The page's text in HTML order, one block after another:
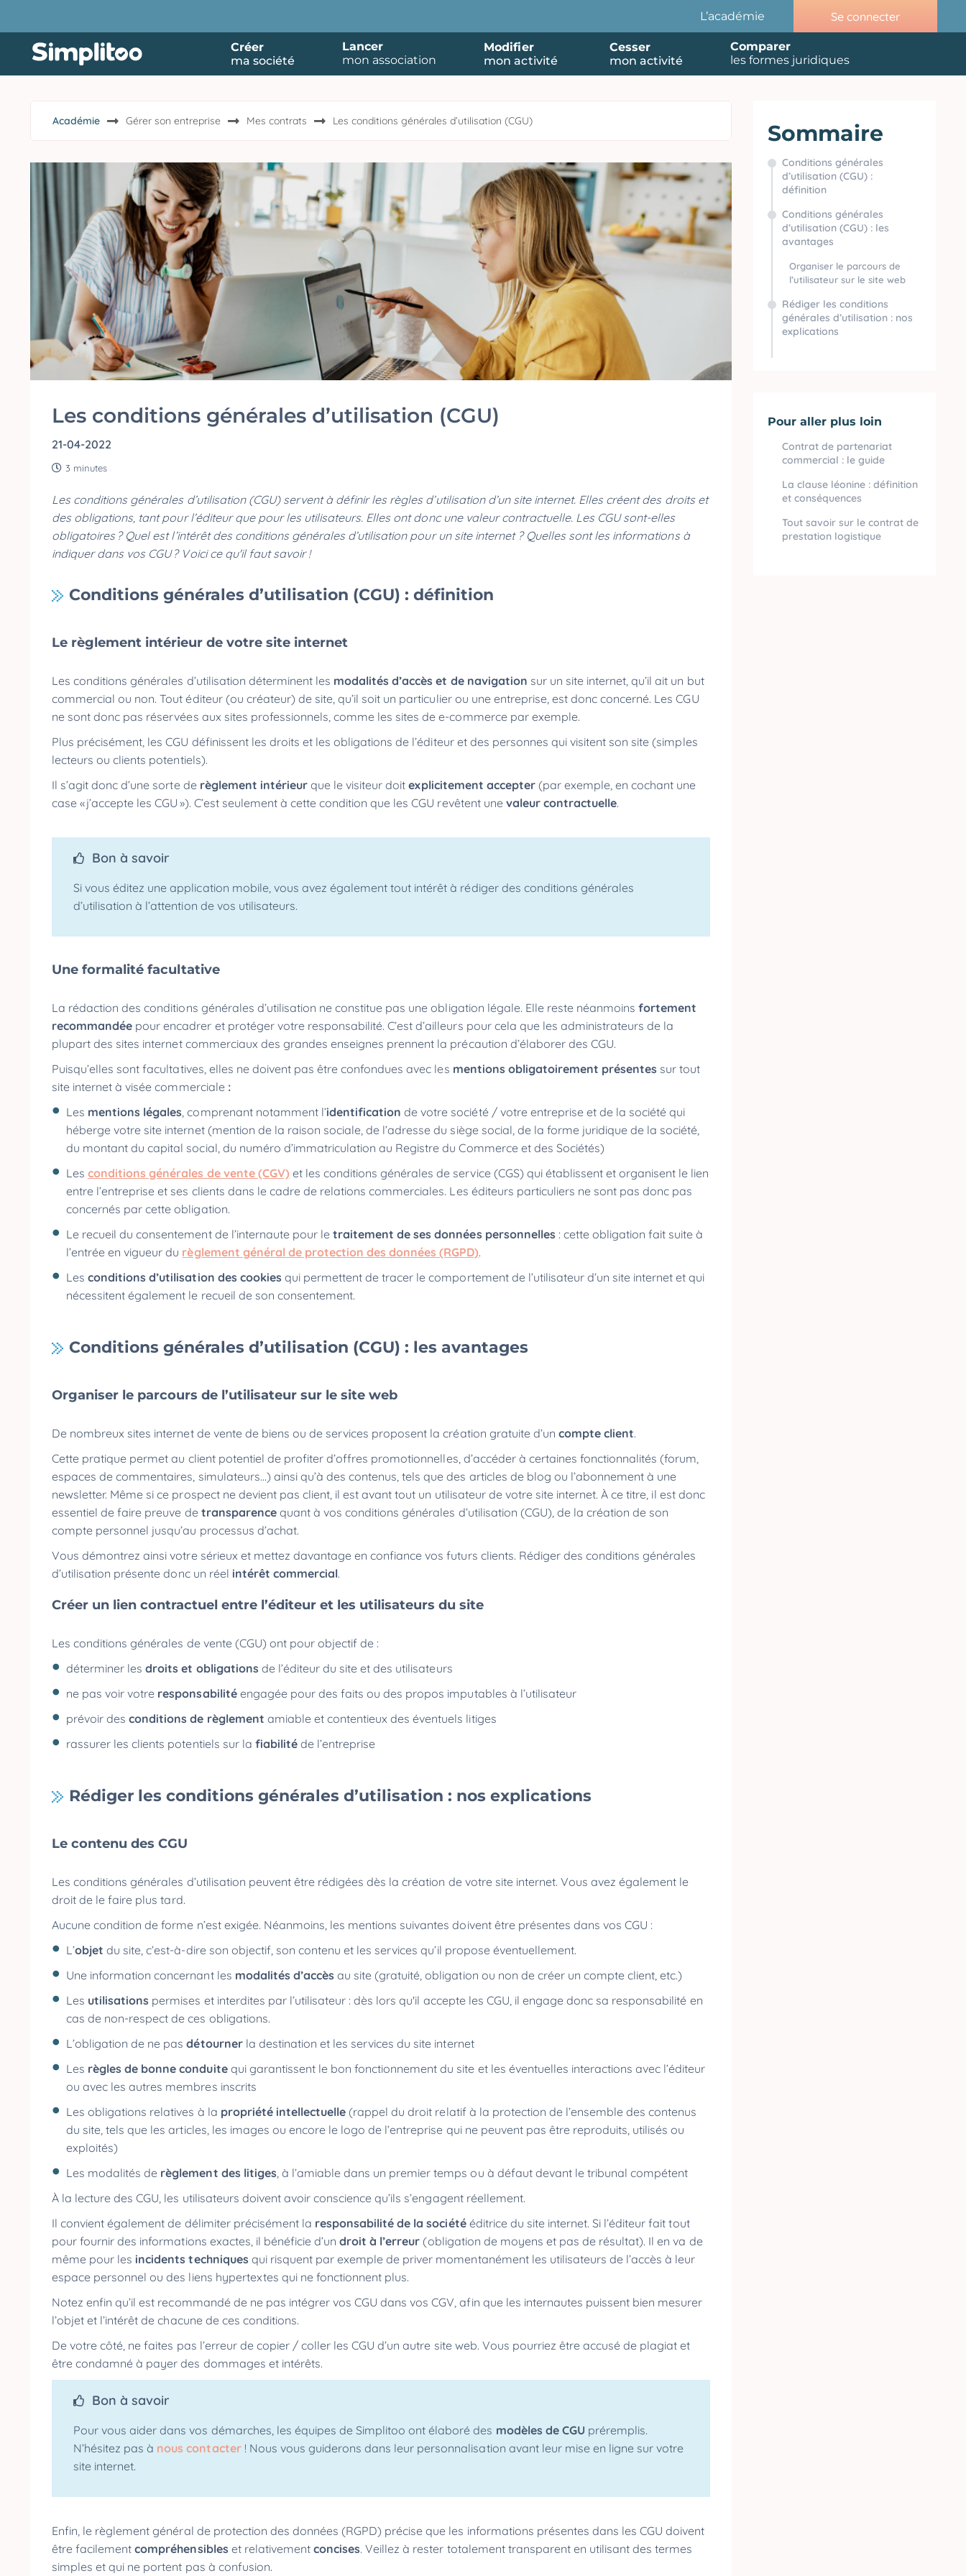
L’académie Se connecter
Créer
ma société
Lancer
mon association
Modifier
mon activité
Cesser
mon activité
Comparer
les formes juridiques
Académie Gérer son entreprise Mes contrats Les conditions générales d’utilisation (CGU)
Les conditions générales d’utilisation (CGU)
21-04-2022
3 minutes
Les conditions générales d’utilisation (CGU) servent à définir les règles d’utilisation d’un site internet. Elles créent des droits et
des obligations, tant pour l’éditeur que pour les utilisateurs. Elles ont donc une valeur contractuelle. Les CGU sont-elles
obligatoires ? Quel est l’intérêt des conditions générales d’utilisation pour un site internet ? Quelles sont les informations à
indiquer dans vos CGU ? Voici ce qu'il faut savoir !
Conditions générales d’utilisation (CGU) : définition
Le règlement intérieur de votre site internet
Les conditions générales d’utilisation déterminent les modalités d’accès et de navigation sur un site internet, qu’il ait un but
commercial ou non. Tout éditeur (ou créateur) de site, qu’il soit un particulier ou une entreprise, est donc concerné. Les CGU
ne sont donc pas réservées aux sites professionnels, comme les sites de e-commerce par exemple.
Plus précisément, les CGU définissent les droits et les obligations de l’éditeur et des personnes qui visitent son site (simples
lecteurs ou clients potentiels).
Il s’agit donc d’une sorte de règlement intérieurque le visiteur doitexplicitement accepter (par exemple, en cochant une
case « j’accepte les CGU »). C’est seulement à cette condition que les CGU revêtent une valeur contractuelle.
Bon à savoir
Si vous éditez une application mobile, vous avez également tout intérêt à rédiger des conditions générales
d’utilisation à l’attention de vos utilisateurs.
Une formalité facultative
La rédaction des conditions générales d’utilisation ne constitue pas une obligation légale. Elle reste néanmoinsfortement
recommandée pour encadrer et protéger votre responsabilité. C’est d’ailleurs pour cela que les administrateurs de la
plupart des sites internet commerciaux des grandes enseignes prennent la précaution d’élaborer des CGU.
Puisqu’elles sont facultatives, elles ne doivent pas être confondues avec les mentions obligatoirement présentessur tout
site internet à visée commerciale :
Les mentions légales, comprenant notamment l’identification de votre société / votre entreprise et de la société qui
héberge votre site internet (mention de la raison sociale, de l’adresse du siège social, de la forme juridique de la société,
du montant du capital social, du numéro d’immatriculation au Registre du Commerce et des Sociétés)
Lesconditions générales de vente (CGV)et les conditions générales de service (CGS) qui établissent et organisent le lien
entre l’entreprise et ses clients dans le cadre de relations commerciales. Les éditeurs particuliers ne sont pas donc pas
concernés par cette obligation.
Le recueil du consentement de l’internaute pour letraitement de ses données personnelles : cette obligation fait suite à
l’entrée en vigueur du règlement général de protection des données (RGPD).
Lesconditions d’utilisation des cookies qui permettent de tracer le comportement de l’utilisateur d’un site internet et qui
nécessitent également le recueil de son consentement.
Conditions générales d’utilisation (CGU) : les avantages
Organiser le parcours de l’utilisateur sur le site web
De nombreux sites internet de vente de biens ou de services proposent la création gratuite d’un compte client.
Cette pratique permet au client potentiel de profiter d’offres promotionnelles, d’accéder à certaines fonctionnalités (forum,
espaces de commentaires, simulateurs…) ainsi qu’à des contenus, tels que des articles de blog ou l’abonnement à une
newsletter. Même si ce prospect ne devient pas client, il est avant tout un utilisateur de votre site internet. À ce titre, il est donc
essentiel de faire preuve de transparence quant à vos conditions générales d’utilisation (CGU), de la création de son
compte personnel jusqu’au processus d’achat.
Vous démontrez ainsi votre sérieux et mettez davantage en confiance vos futurs clients. Rédiger des conditions générales
d’utilisation présente donc un réel intérêt commercial.
Créer un lien contractuel entre l’éditeur et les utilisateurs du site
Les conditions générales de vente (CGU) ont pour objectif de :
déterminer lesdroits et obligations de l’éditeur du site et des utilisateurs
ne pas voir votre responsabilité engagée pour des faits ou des propos imputables à l’utilisateur
prévoir desconditions de règlement amiable et contentieux des éventuels litiges
rassurer les clients potentiels sur la fiabilité de l’entreprise
Rédiger les conditions générales d’utilisation : nos explications
Le contenu des CGU
Les conditions générales d’utilisation peuvent être rédigées dès la création de votre site internet. Vous avez également le
droit de le faire plus tard.
Aucune condition de forme n’est exigée. Néanmoins, les mentions suivantes doivent être présentes dans vos CGU :
L’objet du site, c’est-à-dire son objectif, son contenu et les services qu’il propose éventuellement.
Une information concernant les modalités d’accès au site (gratuité, obligation ou non de créer un compte client, etc.)
Les utilisations permises et interdites par l’utilisateur : dès lors qu'il accepte les CGU, il engage donc sa responsabilité en
cas de non-respect de ces obligations.
L’obligation de ne pasdétourner la destination et les services du site internet
Les règles de bonne conduitequi garantissent le bon fonctionnement du site et les éventuelles interactions avec l’éditeur
ou avec les autres membres inscrits
Les obligations relatives à la propriété intellectuelle (rappel du droit relatif à la protection de l’ensemble des contenus
du site, tels que les articles, les images ou encore le logo de l’entreprise qui ne peuvent pas être reproduits, utilisés ou
exploités)
Les modalités de règlement des litiges, à l’amiable dans un premier temps ou à défaut devant le tribunal compétent
À la lecture des CGU, les utilisateurs doivent avoir conscience qu’ils s’engagent réellement.
Il convient également de délimiter précisément la responsabilité de la société éditrice du site internet. Si l’éditeur fait tout
pour fournir des informations exactes, il bénéficie d’undroit à l’erreur (obligation de moyens et pas de résultat). Il en va de
même pour les incidents techniques qui risquent par exemple de priver momentanément les utilisateurs de l’accès à leur
espace personnel ou des liens hypertextes qui ne fonctionnent plus.
Notez enfin qu’il est recommandé de ne pas intégrer vos CGU dans vos CGV, afin que les internautes puissent bien mesurer
l’objet et l’intérêt de chacune de ces conditions.
De votre côté, ne faites pas l’erreur de copier / coller les CGU d’un autre site web. Vous pourriez être accusé de plagiat et
être condamné à payer des dommages et intérêts.
Bon à savoir
Pour vous aider dans vos démarches, les équipes de Simplitoo ont élaboré des modèles de CGU préremplis.
N’hésitez pas à nous contacter! Nous vous guiderons dans leur personnalisation avant leur mise en ligne sur votre
site internet.
Enfin, le règlement général de protection des données (RGPD) précise que les informations présentes dans les CGU doivent
être facilementcompréhensibles et relativement concises. Veillez à rester totalement transparent en utilisant des termes
simples et qui ne portent pas à confusion.
Sommaire
Conditions générales
d’utilisation (CGU) :
définition
Conditions générales
d’utilisation (CGU) : les
avantages
Organiser le parcours de
l’utilisateur sur le site web
Rédiger les conditions
générales d’utilisation : nos
explications
Pour aller plus loin
Contrat de partenariat
commercial : le guide
La clause léonine : définition
et conséquences
Tout savoir sur le contrat de
prestation logistique